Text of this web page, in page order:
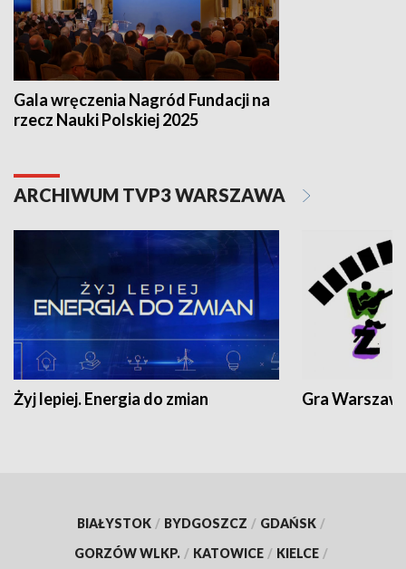
Gala wręczenia Nagród Fundacji na
rzecz Nauki Polskiej 2025
ARCHIWUM TVP3 WARSZAWA
Żyj lepiej. Energia do zmian Gra
BIAŁYSTOK / BYDGOSZCZ / GDAŃSK /
GORZÓW WLKP. / KATOWICE / KIELCE /